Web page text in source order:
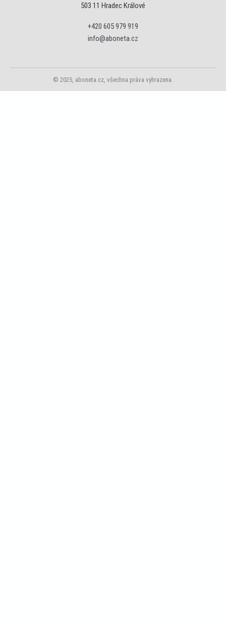
503 11 Hradec Králové
+420 605 979 919
info@aboneta.cz
© 2025, aboneta.cz, všechna práva vyhrazena.